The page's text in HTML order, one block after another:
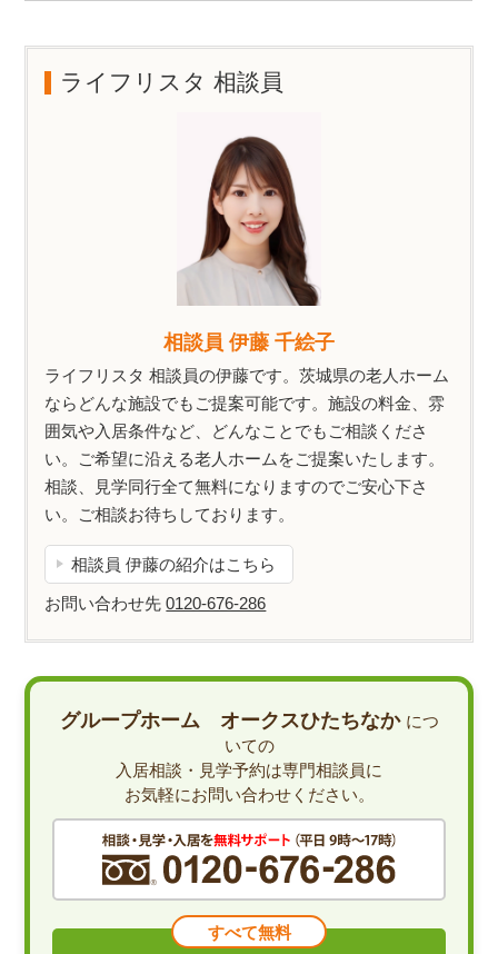
ライフリスタ 相談員
相談員 伊藤 千絵子
ライフリスタ 相談員の伊藤です。茨城県の老人ホーム
ならどんな施設でもご提案可能です。施設の料金、雰
囲気や入居条件など、どんなことでもご相談くださ
い。ご希望に沿える老人ホームをご提案いたします。
相談、見学同行全て無料になりますのでご安心下さ
い。ご相談お待ちしております。
相談員 伊藤の紹介はこちら
お問い合わせ先0120-676-286
グループホーム オークスひたちなか につ
いての
入居相談・見学予約は専門相談員に
お気軽にお問い合わせください。
すべて無料